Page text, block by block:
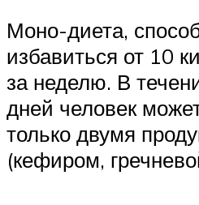
Моно-диета,
избавиться от 10
за неделю. В
дней человек
только двумя
(кефиром,